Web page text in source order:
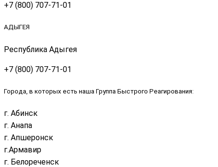
+7 (800) 707-71-01
АДЫГЕЯ
Республика Адыгея
+7 (800) 707-71-01
Города, в которых есть наша Группа Быстрого Реагирования:
г. Абинск
г. Анапа
г. Апшеронск
г.Армавир
г. Белореченск